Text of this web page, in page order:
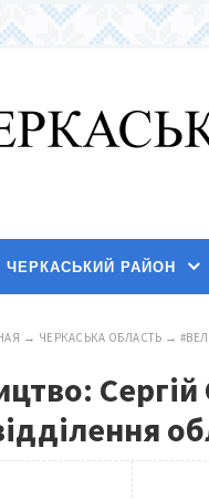
ЧЕРКАСЬКИЙ РАЙОН
→ ЧЕРКАСЬКА ОБЛАСТЬ →
Сергій